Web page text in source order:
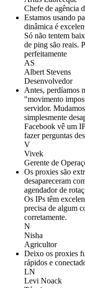
Chefe de agência
Estamos usando
dinâmica é
Só não tentem
de ping são reais.
perfeitamente
AS
Albert Stevens
Desenvolvedor
Antes, perdíamos
"movimento
servidor.
simplesmente
Facebook vê um
fazer perguntas
V
Vivek
Gerente de
Os proxies são
desapareceram
agendador de
Os IPs têm
precisa de algum
corretamente.
N
Nisha
Agricultor
Deixo os proxies
rápidos e
LN
Levi Noack